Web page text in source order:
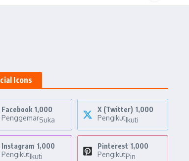
Icons
Facebook 1,000
PenggemarSuka
X (Twitter) 1,000
PengikutIkuti
Instagram 1,000
PengikutIkuti
Pinterest 1,000
PengikutPin